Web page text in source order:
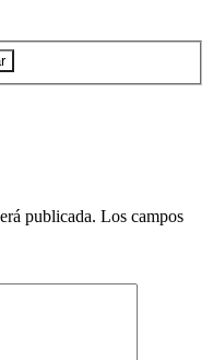
publicada. Los campos